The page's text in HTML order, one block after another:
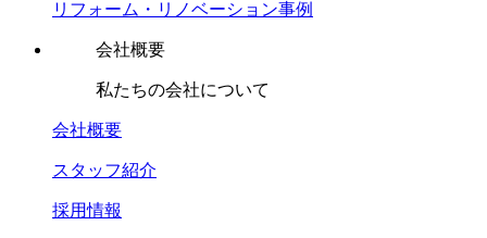
リフォーム・リノベーション事例
会社概要
私たちの会社について
会社概要
スタッフ紹介
採用情報